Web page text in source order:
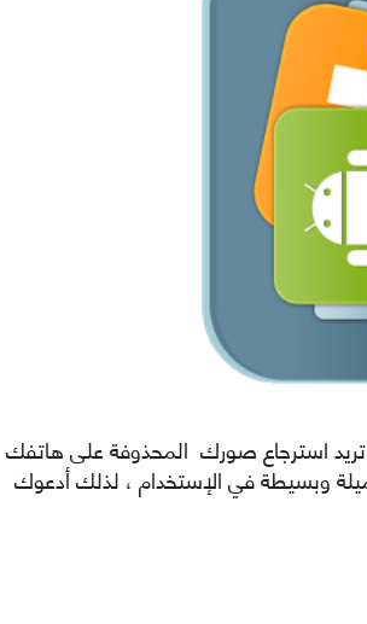
استرجاع صورك المحذوفة على هاتفك
وبسيطة في الإستخدام ، لذلك أدعوك